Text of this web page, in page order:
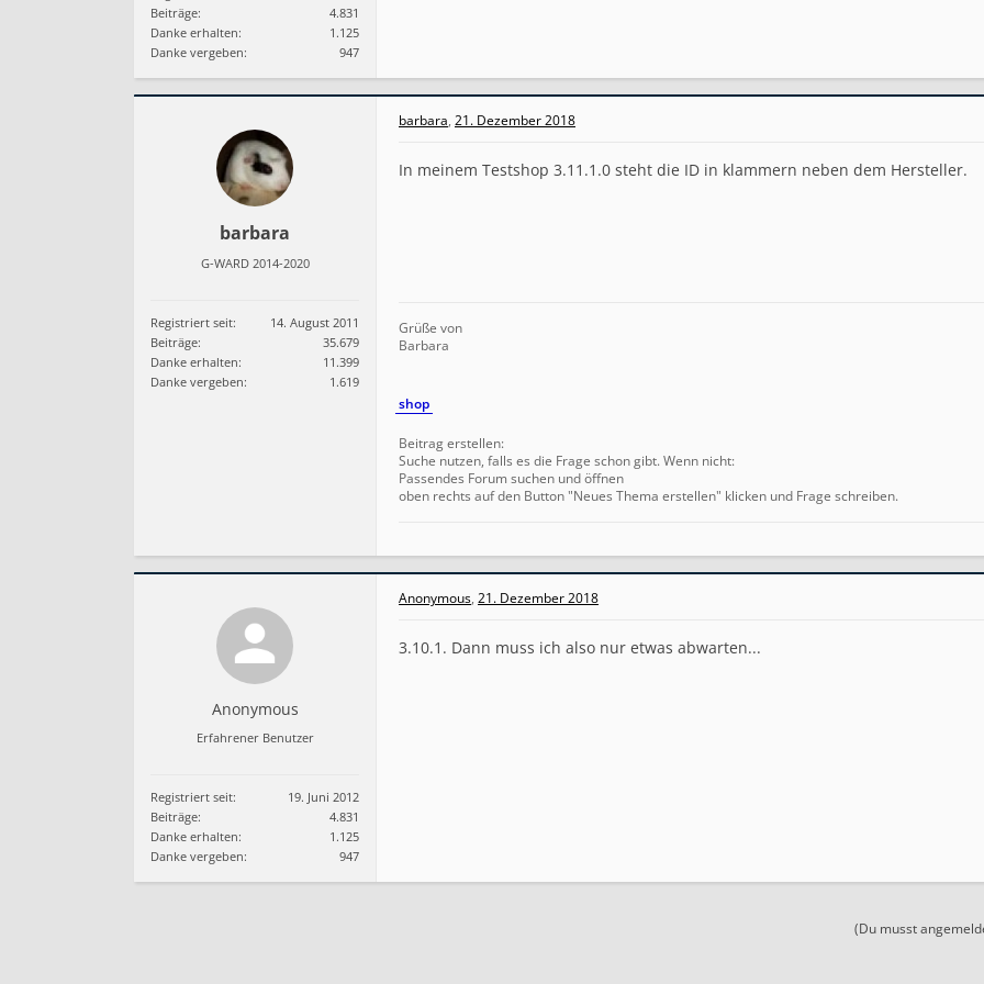
Beiträge:
4.831
Danke erhalten:
1.125
Danke vergeben:
947
barbara
G-WARD 2014-2020
Registriert seit:
14. August 2011
Beiträge:
35.679
Danke erhalten:
11.399
Danke vergeben:
1.619
barbara, 21. Dezember 2018
In meinem Testshop 3.11.1.0 steht die ID in klammern neben dem Hersteller.
Grüße von
Barbara
shop
Beitrag erstellen:
Suche nutzen, falls es die Frage schon gibt. Wenn nicht:
Passendes Forum suchen und öffnen
oben rechts auf den Button "Neues Thema erstellen" klicken und Frage schreiben.
Anonymous
Erfahrener Benutzer
Registriert seit:
19. Juni 2012
Beiträge:
4.831
Danke erhalten:
1.125
Danke vergeben:
947
Anonymous, 21. Dezember 2018
3.10.1. Dann muss ich also nur etwas abwarten...
(Du musst